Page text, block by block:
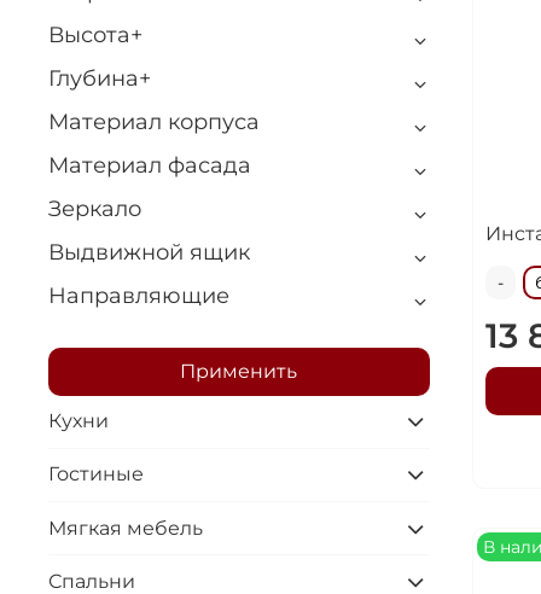
-
13
В
Высота+
Глубина+
Материал корпуса
Материал фасада
Зеркало
Выдвижной ящик
Направляющие
Применить
Кухни
Гостиные
Мягкая мебель
Спальни